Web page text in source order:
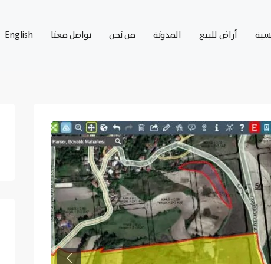
أراض للبيع المدونة من نحن تواصل معنا English